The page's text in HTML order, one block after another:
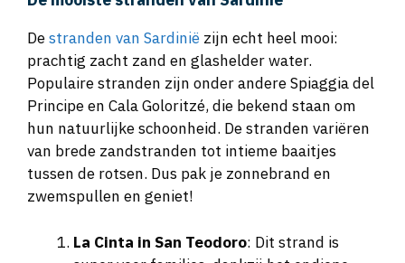
Destranden van Sardinië zijn echt heel mooi:
prachtig zacht zand en glashelder water.
Populaire stranden zijn onder andere Spiaggia del
Principe en Cala Goloritzé, die bekend staan om
hun natuurlijke schoonheid. De stranden variëren
van brede zandstranden tot intieme baaitjes
tussen de rotsen. Dus pak je zonnebrand en
zwemspullen en geniet!
La Cinta in San Teodoro: Dit strand is